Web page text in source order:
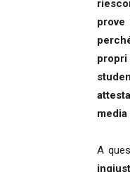
prove
propri
A